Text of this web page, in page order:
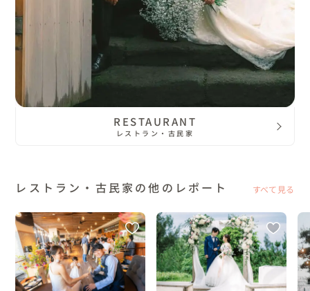
RESTAURANT
レストラン・古民家
レストラン・古民家の他のレポート すべて見る